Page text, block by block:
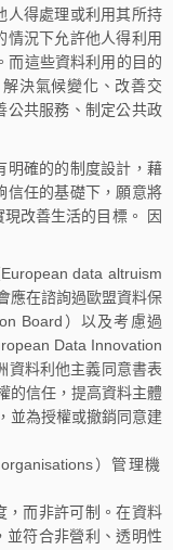
人得處理或利用其所持
情況下允許他人得利用
而這些資料利用的目的
決氣候變化、改善交
公共服務、制定公共政
確的的制度設計，藉
信任的基礎下，願意將
改善生活的目標。 因
data altruism
應在諮詢過歐盟資料保
Board）以及考慮過
Data Innovation
資料利他主義同意書表
的信任，提高資料主體
並為授權或撤銷同意建
）管理機
，而非許可制。在資料
並符合非營利、透明性